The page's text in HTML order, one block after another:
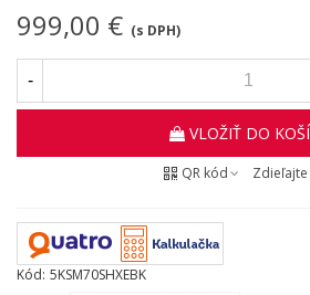
999,00 € (s DPH)
-
VLOŽIŤ DO
QR kód Zdieľajte
Kód: 5KSM70SHXEBK